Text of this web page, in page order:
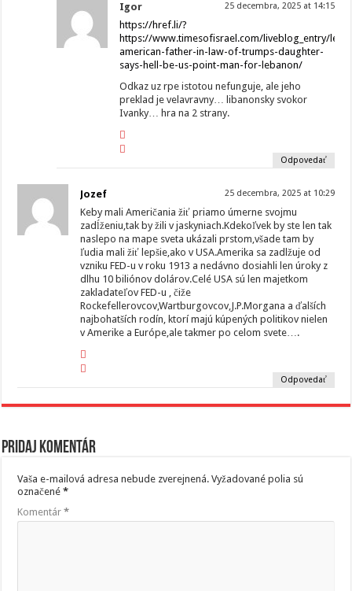
Igor 25 decembra, 2025 at 14:15
https://href.li/?
https://www.timesofisrael.com/liveblog_entry/
american-father-in-law-of-trumps-daughter-
says-hell-be-us-point-man-for-lebanon/
Odkaz uz rpe istotou nefunguje, ale jeho
preklad je velavravny… libanonsky svokor
Ivanky… hra na 2 strany.
Odpovedať
Jozef 25 decembra, 2025 at 10:29
Keby mali Američania žiť priamo úmerne svojmu
zadĺženiu,tak by žili v jaskyniach.Kdekoľvek by ste len tak
naslepo na mape sveta ukázali prstom,všade tam by
ľudia mali žiť lepšie,ako v USA.Amerika sa zadlžuje od
vzniku FED-u v roku 1913 a nedávno dosiahli len úroky z
dlhu 10 biliónov dolárov.Celé USA sú len majetkom
zakladateľov FED-u , čiže
Rockefellerovcov,Wartburgovcov,J.P.Morgana a ďalších
najbohatších rodín, ktorí majú kúpených politikov nielen
v Amerike a Európe,ale takmer po celom svete….
Odpovedať
Pridaj komentár
Vaša e-mailová adresa nebude zverejnená. Vyžadované polia sú
označené*
Komentár*